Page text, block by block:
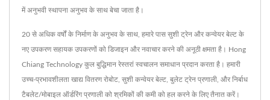
में अनुभवी स्थापना अनुभव के साथ बेचा जाता है।
20 से अधिक वर्षों के निर्माण के अनुभव के साथ, हमारे पास सुशी ट्रेन और कन्वेयर बेल्ट के
नए उपकरण सहायक उपकरणों को डिजाइन और नवाचार करने की अनूठी क्षमता है। Hong
Chiang Technology कुल बुद्धिमान रेस्तरां स्वचालन समाधान प्रदान करता है। हमारी
उच्च-प्रभावशीलता खाद्य वितरण रोबोट, सुशी कन्वेयर बेल्ट, बुलेट ट्रेन प्रणाली, और निर्बाध
टैबलेट/मोबाइल ऑर्डरिंग प्रणाली को श्रमिकों की कमी को हल करने के लिए तैनात करें।